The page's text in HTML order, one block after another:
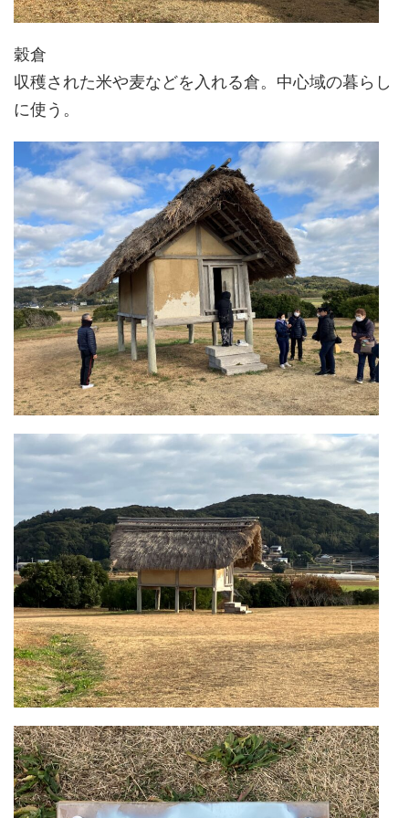
穀倉
収穫された米や麦などを入れる倉。中心域の暮らし
に使う。